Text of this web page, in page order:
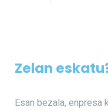
Zelan
Esan bezala,